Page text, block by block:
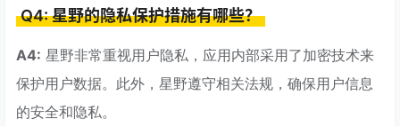
Q4: 星野的隐私保护措施有哪些？
A4: 星野非常重视用户隐私，应用内部采用了加密技术来
保护用户数据。此外，星野遵守相关法规，确保用户信息
的安全和隐私。